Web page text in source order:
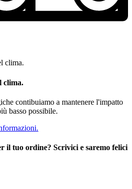
clima.
contibuiamo a mantenere l'impatto
basso possibile.
il tuo ordine? Scrivici e saremo felici